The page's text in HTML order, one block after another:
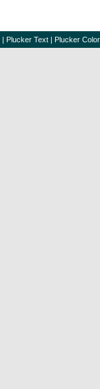
| Plucker Text | Plucker Color